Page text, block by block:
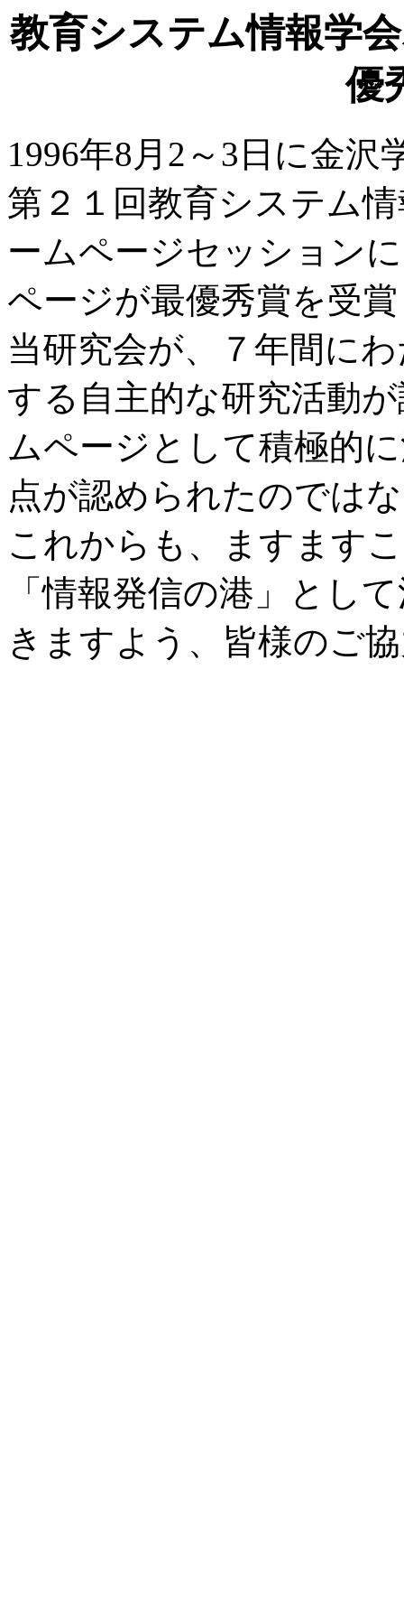
教育システム情報学
優
1996年8月2～3日に金
第２１回教育システム
ームページセッション
ページが最優秀賞を受
当研究会が、７年間に
する自主的な研究活動
ムページとして積極的
点が認められたのでは
これからも、ますます
「情報発信の港」とし
きますよう、皆様のご